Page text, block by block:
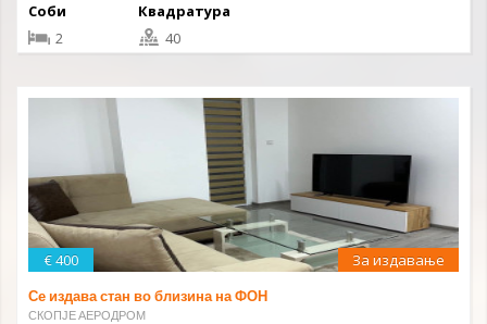
Соби
2
Квадратура
40
€ 400 За издавање
Се издава стан во близина на ФОН
СКОПЈЕ АЕРОДРОМ